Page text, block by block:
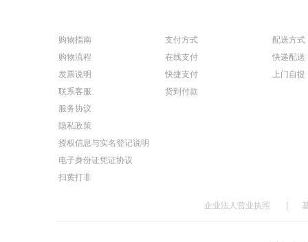
购物指南
购物流程
发票说明
联系客服
服务协议
隐私政策
授权信息与实名登记说明
电子身份证凭证协议
扫黄打非
支付方式
在线支付
快捷支付
货到付款
配送方式
快递配送
上门自提
企业法人营业执照